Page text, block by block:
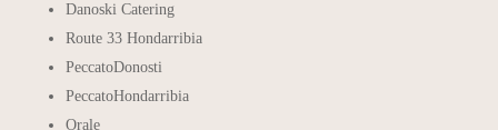
Danoski Catering
Route 33 Hondarribia
PeccatoDonosti
PeccatoHondarribia
Orale